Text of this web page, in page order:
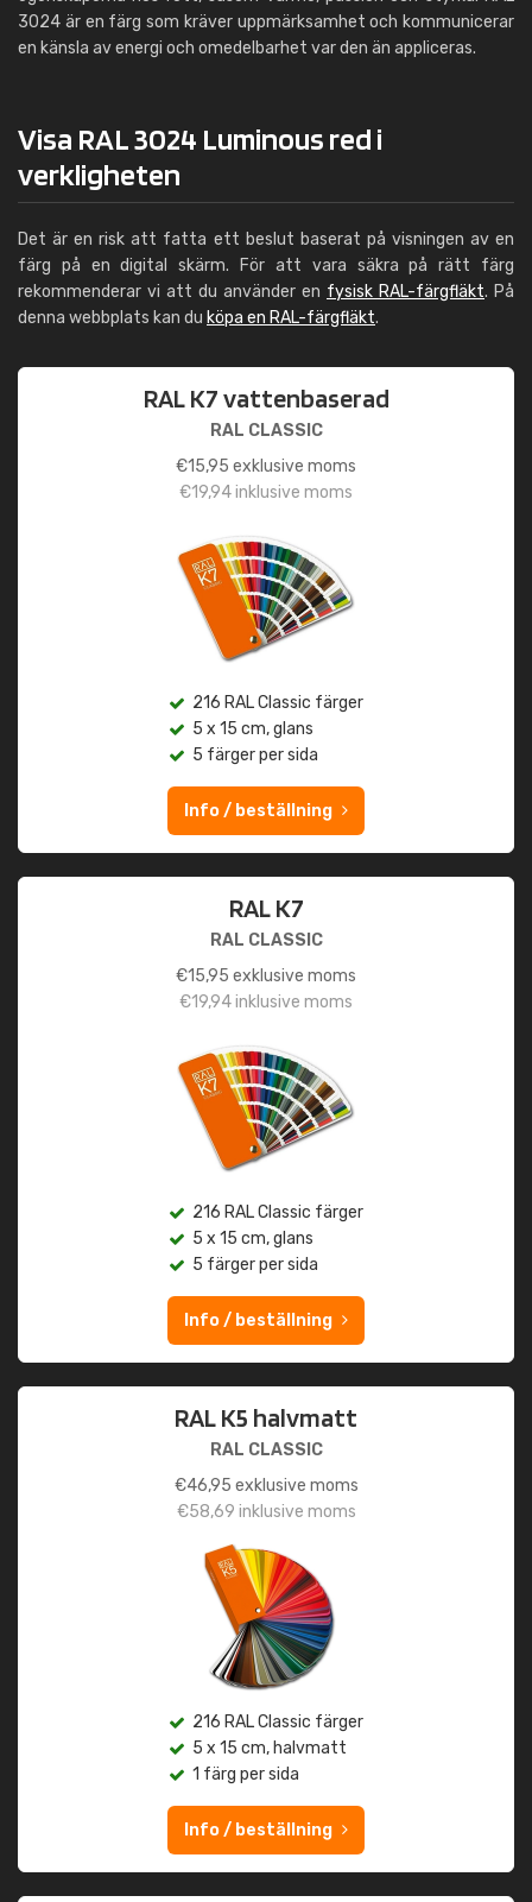
3024 är en färg som kräver uppmärksamhet och kommunicerar
en känsla av energi och omedelbarhet var den än appliceras.
Visa RAL 3024 Luminous red i
verkligheten
Det är en risk att fatta ett beslut baserat på visningen av en
färg på en digital skärm. För att vara säkra på rätt färg
rekommenderar vi att du använder en fysisk RAL-färgfläkt. På
denna webbplats kan du köpa en RAL-färgfläkt.
RAL K7 vattenbaserad
RAL CLASSIC
€15,95 exklusive moms
€19,94inklusive moms
216 RAL Classic färger
5 x 15 cm, glans
5 färger per sida
Info / beställning
RAL K7
RAL CLASSIC
€15,95 exklusive moms
€19,94inklusive moms
216 RAL Classic färger
5 x 15 cm, glans
5 färger per sida
Info / beställning
RAL K5 halvmatt
RAL CLASSIC
€46,95 exklusive moms
€58,69 inklusive moms
216 RAL Classic färger
5 x 15 cm, halvmatt
1 färg per sida
Info / beställning